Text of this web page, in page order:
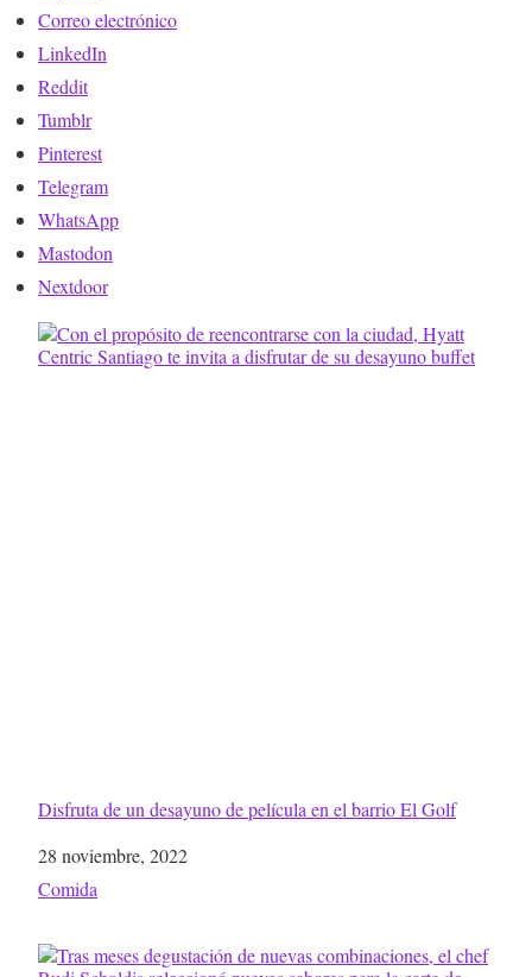
Correo electrónico
LinkedIn
Reddit
Tumblr
Pinterest
Telegram
WhatsApp
Mastodon
Nextdoor
Disfruta de un desayuno de película en el barrio El Golf
Fecha
28 noviembre, 2022
Respecto a
Comida